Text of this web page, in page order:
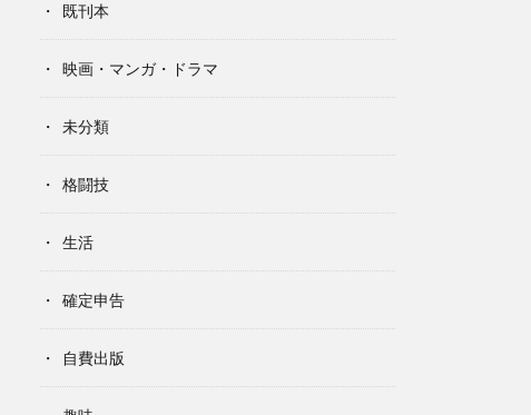
既刊本
映画・マンガ・ドラマ
未分類
格闘技
生活
確定申告
自費出版